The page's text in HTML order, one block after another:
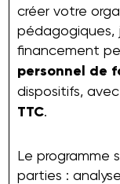
créer votre
pédagogiques,
financement
personnel de
dispositifs,
TTC.
Le programme
parties :